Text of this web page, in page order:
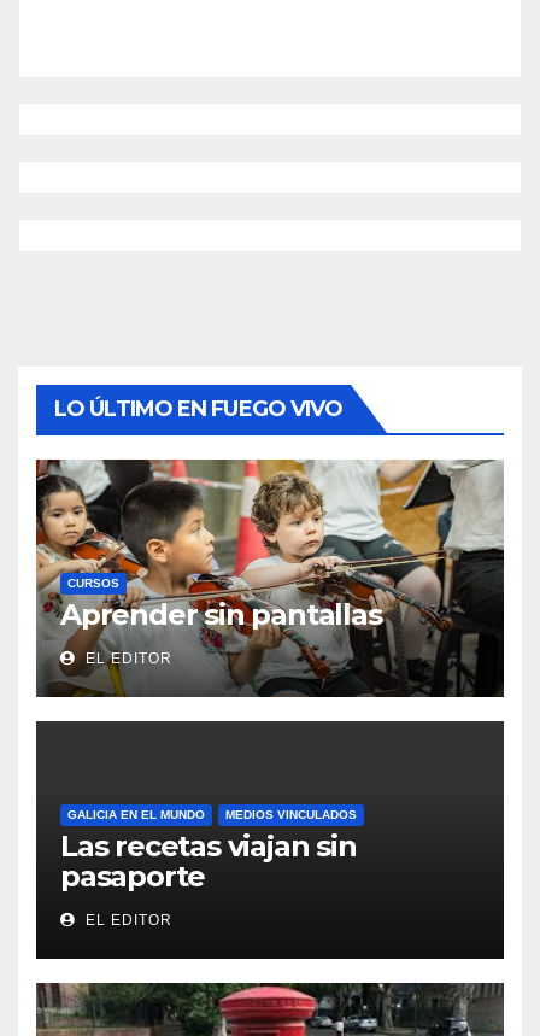
LO ÚLTIMO EN FUEGO VIVO
CURSOS
Aprender sin pantallas
EL EDITOR
GALICIA EN EL MUNDO MEDIOS VINCULADOS
Las recetas viajan sin
pasaporte
EL EDITOR